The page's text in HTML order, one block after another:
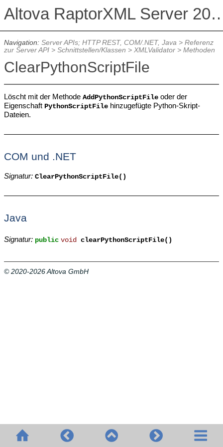
Altova
Navigation: Server APIs; HTTP REST, COM/.NET, Java> Referenz
zur Server API> Schnittstellen/Klassen > XMLValidator> Methoden
ClearPythonScriptFile
Löscht mit der Methode AddPythonScriptFileoder der
Eigenschaft PythonScriptFilehinzugefügte Python-Skript-
Dateien.
COM und .NET
Signatur: ClearPythonScriptFile()
Java
Signatur: public void clearPythonScriptFile()
© 2020-2026 Altova GmbH